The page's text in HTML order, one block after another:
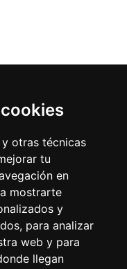
otras técnicas
tu
en
mostrarte
y
para analizar
web y para
llegan
Servicios de Coslada,